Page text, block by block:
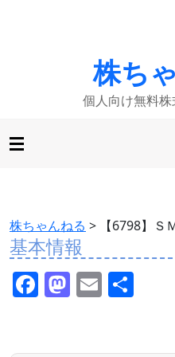
株ち
個人向け無料
株ちゃんねる > 【6798】Ｓ
基本情報
F M E